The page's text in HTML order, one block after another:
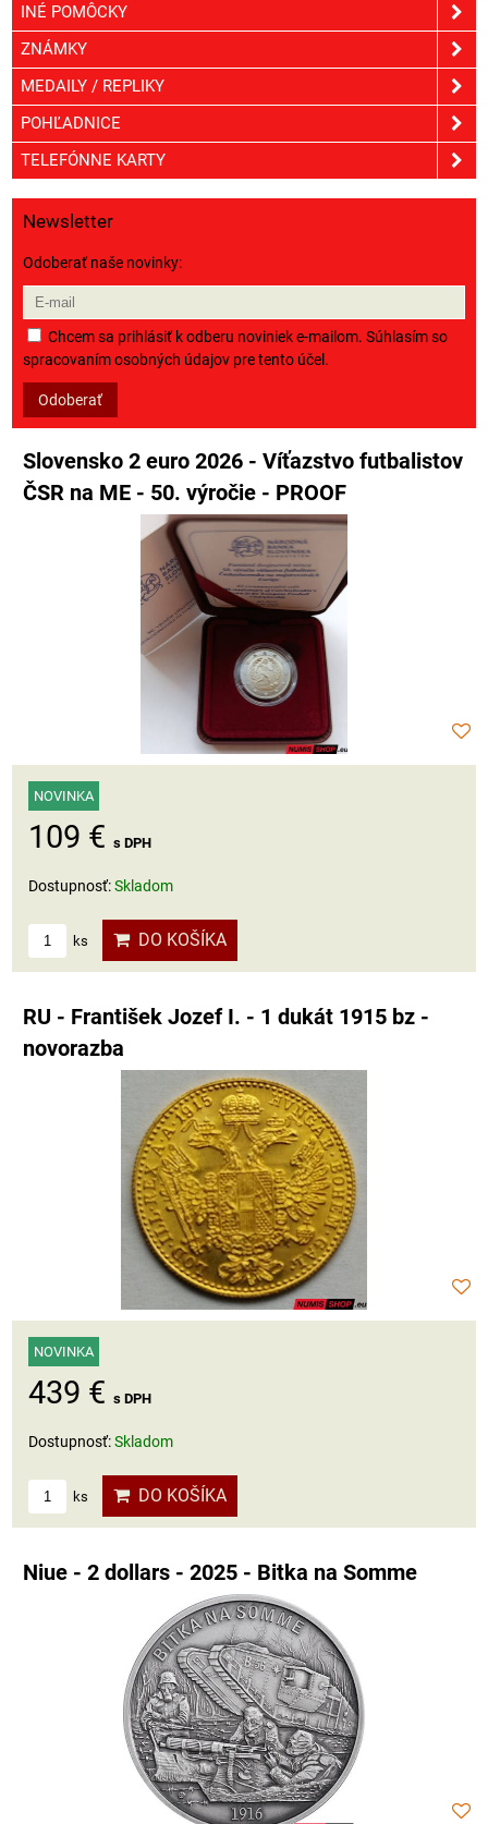
INÉ POMÔCKY
ZNÁMKY
MEDAILY / REPLIKY
POHĽADNICE
TELEFÓNNE KARTY
Newsletter
Odoberať naše novinky:
Chcem sa prihlásiť k odberu noviniek e-mailom. Súhlasím so
spracovaním osobných údajov pre tento účel.
Odoberať
Slovensko 2 euro 2026 - Víťazstvo futbalistov
ČSR na ME - 50. výročie - PROOF
NOVINKA
109 € s DPH
Dostupnosť:Skladom
ks DO KOŠÍKA
RU - František Jozef I. - 1 dukát 1915 bz -
novorazba
NOVINKA
439 € s DPH
Dostupnosť:Skladom
ks DO KOŠÍKA
Niue - 2 dollars - 2025 - Bitka na Somme